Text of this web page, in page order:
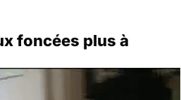
foncées plus à